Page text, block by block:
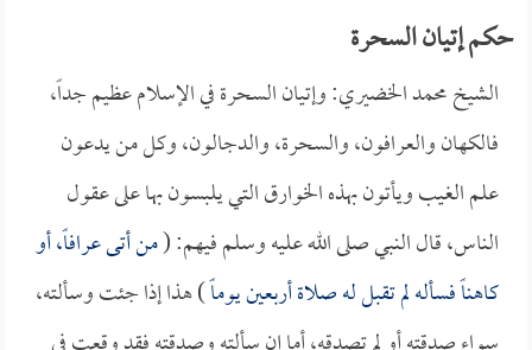
حكم إتيان السحرة
الشيخ محمد الخضيري: وإتيان السحرة في الإسلام عظيم جداً،
فالكهان والعرافون، والسحرة، والدجالون، وكل من يدعون
علم الغيب ويأتون بهذه الخوارق التي يلبسون بها على عقول
الناس، قال النبي صلى الله عليه وسلم فيهم: (من أتى عرافاً، أو
كاهناً فسأله لم تقبل له صلاة أربعين يوماً) هذا إذا جئت وسألته،